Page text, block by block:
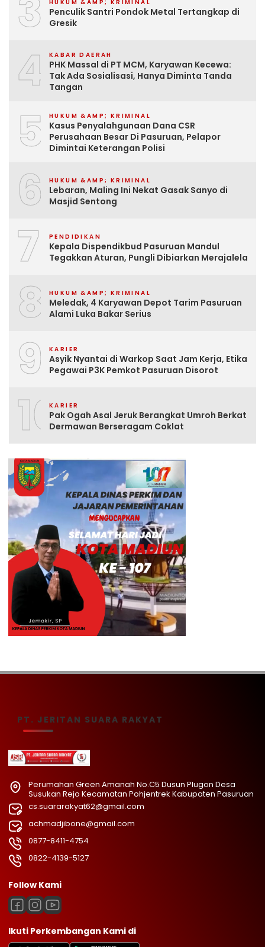
3 HUKUM &AMP; KRIMINAL
Penculik Santri Pondok Metal Tertangkap di
Gresik
4 KABAR DAERAH
PHK Massal di PT MCM, Karyawan Kecewa:
Tak Ada Sosialisasi, Hanya Diminta Tanda
Tangan
5 HUKUM &AMP; KRIMINAL
Kasus Penyalahgunaan Dana CSR
Perusahaan Besar Di Pasuruan, Pelapor
Dimintai Keterangan Polisi
6 HUKUM &AMP; KRIMINAL
Lebaran, Maling Ini Nekat Gasak Sanyo di
Masjid Sentong
7 PENDIDIKAN
Kepala Dispendikbud Pasuruan Mandul
Tegakkan Aturan, Pungli Dibiarkan Merajalela
8 HUKUM &AMP; KRIMINAL
Meledak, 4 Karyawan Depot Tarim Pasuruan
Alami Luka Bakar Serius
9 KARIER
Asyik Nyantai di Warkop Saat Jam Kerja, Etika
Pegawai P3K Pemkot Pasuruan Disorot
10KARIER
Pak Ogah Asal Jeruk Berangkat Umroh Berkat
Dermawan Berseragam Coklat
PT. JERITAN SUARA RAKYAT
Perumahan Green Amanah No.C5 Dusun Plugon Desa
Susukan Rejo Kecamatan Pohjentrek Kabupaten Pasuruan
cs.suararakyat62@gmail.com
achmadjibone@gmail.com
0877-8411-4754
0822-4139-5127
Follow Kami
Ikuti Perkembangan Kami di